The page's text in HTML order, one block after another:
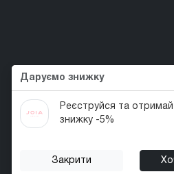
Даруємо знижку
Реєструйся та
знижку -5%
Закрити